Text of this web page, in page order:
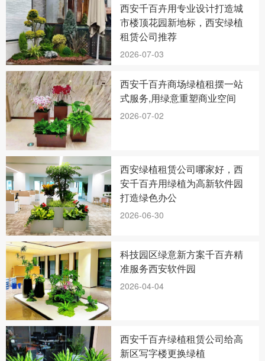
西安千百卉用专业设计打造城
市楼顶花园新地标，西安绿植
租赁公司推荐
2026-07-03
西安千百卉商场绿植租摆一站
式服务,用绿意重塑商业空间
2026-07-02
西安绿植租赁公司哪家好，西
安千百卉用绿植为高新软件园
打造绿色办公
2026-06-30
科技园区绿意新方案千百卉精
准服务西安软件园
2026-04-04
西安千百卉绿植租赁公司给高
新区写字楼更换绿植